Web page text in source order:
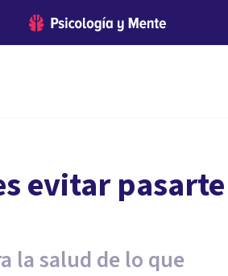
evitar pasarte
la salud de lo que